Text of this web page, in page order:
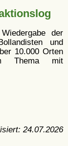
der
und
10.000 Orten
Thema mit
24.07.2026